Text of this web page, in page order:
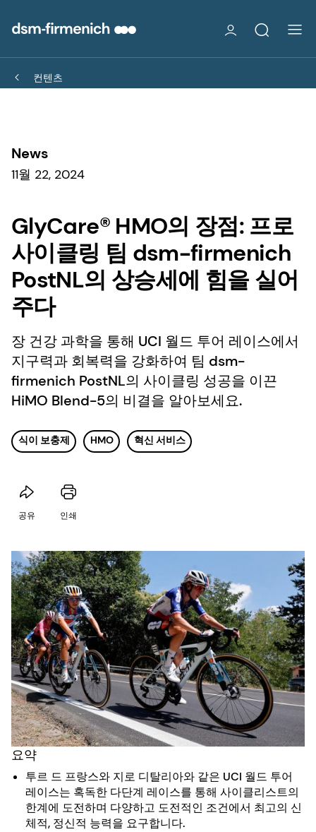
컨텐츠
News
11월 22, 2024
GlyCare® HMO의 장점: 프로
사이클링 팀 dsm-firmenich
PostNL의 상승세에 힘을 실어
주다
장 건강 과학을 통해 UCI 월드 투어 레이스에서
지구력과 회복력을 강화하여 팀 dsm-
firmenich PostNL의 사이클링 성공을 이끈
HiMO Blend-5의 비결을 알아보세요.
식이 보충제 HMO 혁신 서비스
공유 인쇄
요약
투르 드 프랑스와 지로 디탈리아와 같은 UCI 월드 투어
레이스는 혹독한 다단계 레이스를 통해 사이클리스트의
한계에 도전하며 다양하고 도전적인 조건에서 최고의 신
체적, 정신적 능력을 요구합니다.